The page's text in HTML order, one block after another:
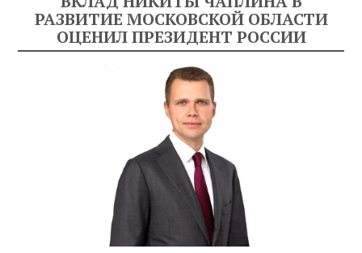
РАЗВИТИЕ МОСКОВСКОЙ ОБЛАСТИ
ОЦЕНИЛ ПРЕЗИДЕНТ РОССИИ